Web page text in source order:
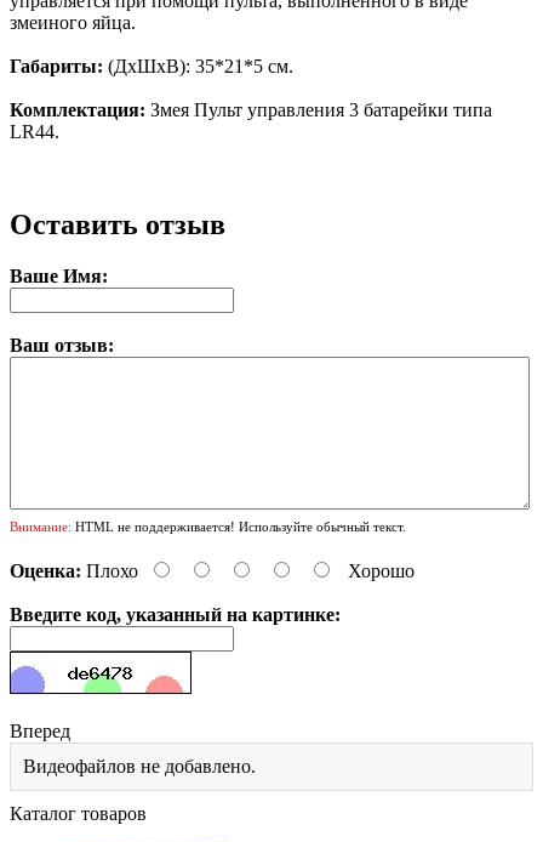
змеиного яйца.
Габариты: (ДхШхВ): 35*21*5 см.
Комплектация: Змея Пульт управления 3 батарейки типа
LR44.
Оставить отзыв
Ваше Имя:
Ваш отзыв:
Внимание: HTML не поддерживается! Используйте обычный текст.
Оценка: Плохо Хорошо
Введите код, указанный на картинке:
Вперед
Видеофайлов не добавлено.
Каталог товаров